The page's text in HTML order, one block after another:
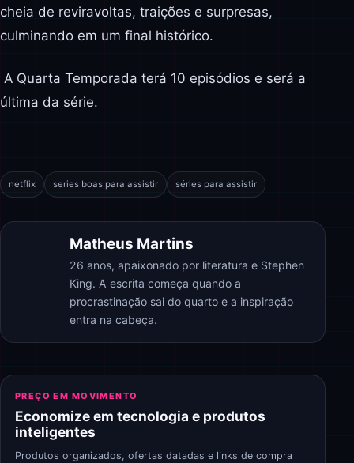
cheia de reviravoltas, traições e surpresas,
culminando em um final histórico.
A Quarta Temporada terá 10 episódios e será a
última da série.
netflix series boas para assistir séries para assistir
Matheus Martins
26 anos, apaixonado por literatura e Stephen
King. A escrita começa quando a
procrastinação sai do quarto e a inspiração
entra na cabeça.
PREÇO EM MOVIMENTO
Economize em tecnologia e produtos
inteligentes
Produtos organizados, ofertas datadas e links de compra